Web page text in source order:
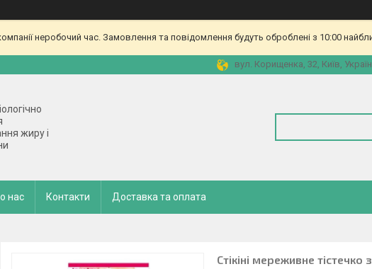
неробочий час. Замовлення та повідомлення будуть оброблені з 10:00
вул. Корищенка, 32, Київ,
жиру і
нас Контакти Доставка та оплата
Стікіні мереживне